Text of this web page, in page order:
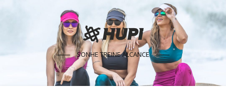
SONHE TREINE ALCANCE